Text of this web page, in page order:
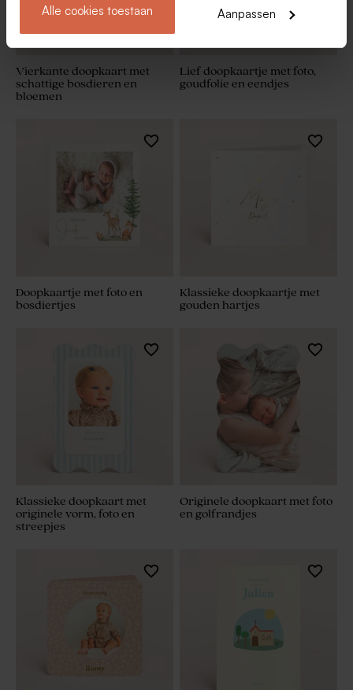
Alle cookies toestaan Aanpassen
Vierkante doopkaart met
schattige bosdieren en
bloemen
Lief doopkaartje met foto,
goudfolie en eendjes
Doopkaartje met foto en
bosdiertjes
Klassieke doopkaartje met
gouden hartjes
Klassieke doopkaart met
originele vorm, foto en
streepjes
Originele doopkaart met foto
en golfrandjes